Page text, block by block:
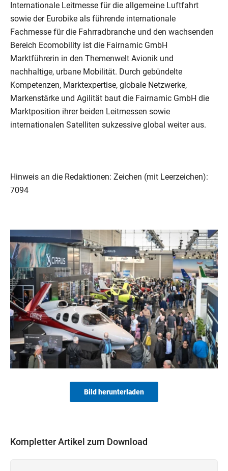
Internationale Leitmesse für die allgemeine Luftfahrt
sowie der Eurobike als führende internationale
Fachmesse für die Fahrradbranche und den wachsenden
Bereich Ecomobility ist die Fairnamic GmbH
Marktführerin in den Themenwelt Avionik und
nachhaltige, urbane Mobilität. Durch gebündelte
Kompetenzen, Marktexpertise, globale Netzwerke,
Markenstärke und Agilität baut die Fairnamic GmbH die
Marktposition ihrer beiden Leitmessen sowie
internationalen Satelliten sukzessive global weiter aus.
Hinweis an die Redaktionen: Zeichen (mit Leerzeichen):
7094
Bild herunterladen
Kompletter Artikel zum Download